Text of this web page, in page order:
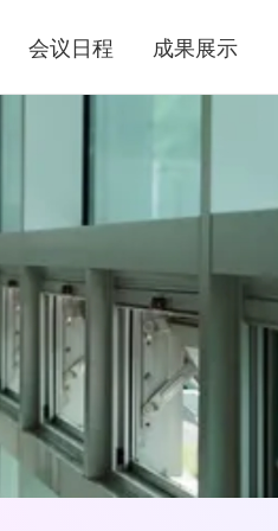
会议日程 成果展示